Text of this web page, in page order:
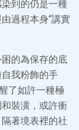
到的仍是一種
過程本身“講實
的為保存的底
我粉飾的手
了如許一種極
裝潢，或許衝
著境表裡的社